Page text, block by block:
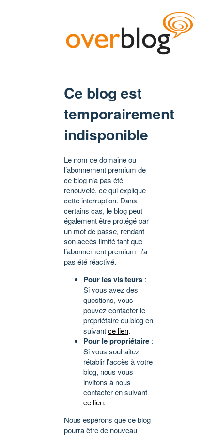
Ce blog est
temporairement
indisponible
Le nom de domaine ou
l’abonnement premium de
ce blog n’a pas été
renouvelé, ce qui explique
cette interruption. Dans
certains cas, le blog peut
également être protégé par
un mot de passe, rendant
son accès limité tant que
l’abonnement premium n’a
pas été réactivé.
Pour les visiteurs :
Si vous avez des
questions, vous
pouvez contacter le
propriétaire du blog en
suivantce lien.
Pour le propriétaire :
Si vous souhaitez
rétablir l’accès à votre
blog, nous vous
invitons à nous
contacter en suivant
ce lien.
Nous espérons que ce blog
pourra être de nouveau